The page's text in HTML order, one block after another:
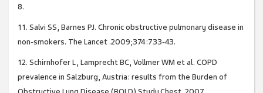
8.
11. Salvi SS, Barnes PJ. Chronic obstructive pulmonary disease in
non-smokers. The Lancet .2009;374:733-43.
12. Schirnhofer L, Lamprecht BC, Vollmer WM et al. COPD
prevalence in Salzburg, Austria: results from the Burden of